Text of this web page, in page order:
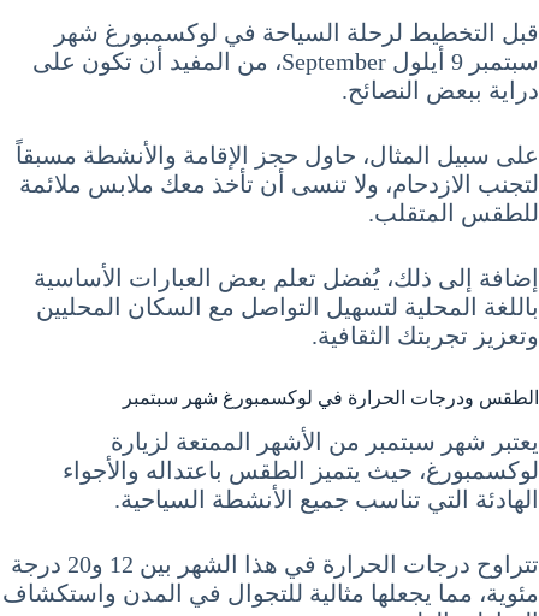
قبل التخطيط لرحلة السياحة في لوكسمبورغ شهر
سبتمبر 9 أيلول September، من المفيد أن تكون على
دراية ببعض النصائح.
على سبيل المثال، حاول حجز الإقامة والأنشطة مسبقاً
لتجنب الازدحام، ولا تنسى أن تأخذ معك ملابس ملائمة
للطقس المتقلب.
إضافة إلى ذلك، يُفضل تعلم بعض العبارات الأساسية
باللغة المحلية لتسهيل التواصل مع السكان المحليين
وتعزيز تجربتك الثقافية.
الطقس ودرجات الحرارة في لوكسمبورغ شهر سبتمبر
يعتبر شهر سبتمبر من الأشهر الممتعة لزيارة
لوكسمبورغ، حيث يتميز الطقس باعتداله والأجواء
الهادئة التي تناسب جميع الأنشطة السياحية.
تتراوح درجات الحرارة في هذا الشهر بين 12 و20 درجة
مئوية، مما يجعلها مثالية للتجوال في المدن واستكشاف